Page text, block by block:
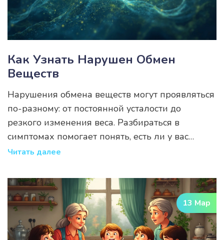
Как Узнать Нарушен Обмен
Веществ
Нарушения обмена веществ могут проявляться
по-разному: от постоянной усталости до
резкого изменения веса. Разбираться в
симптомах помогает понять, есть ли у вас
проблемы с метаболизмом. Ознакомление с
помогает вовремя принять необходимые меры.
Предотвратить серьёзные последствия легче,
если знать, на что обратить внимание.
Читать далее
13 Мар